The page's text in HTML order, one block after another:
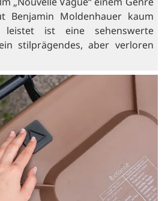
Benjamin Moldenhauer kaum
ist eine sehenswerte
stilprägendes, aber verloren